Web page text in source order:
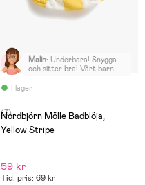
I lager
Malin: Underbara! Snygga
och sitter bra! Vårt barn
80 när han var i slutet av
(3)
Nordbjörn Mölle Badblöja,
Yellow Stripe
59 kr
Tid. pris: 69 kr